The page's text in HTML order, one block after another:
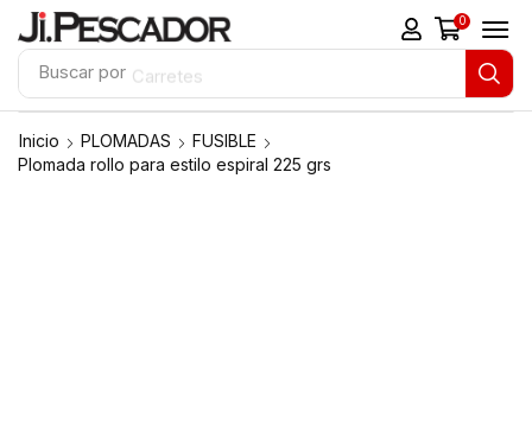
Buscar por Carretes
0
Inicio PLOMADAS
FUSIBLE
Plomada rollo para estilo espiral 225 grs